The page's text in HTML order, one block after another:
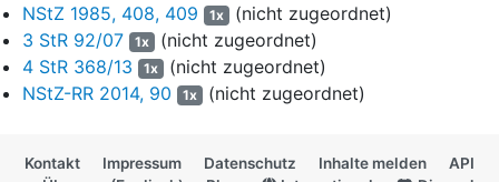
306b Abs. 1 Alternative 2 StGBenthaltene Merkmal - eine
Anzahl von vierzehn Personen als ausreichend angesehen
(BGH, Urteil vom 11. August 1998 -1 StR 326/98
175, 178; hinsichtlich einer Anzahl von acht verletzten Personen
allerdings im Ergebnis abweichend: BGH, Urteil vom 17.
[insoweit inBGHSt 56, 94nicht abgedruckt]).
NStZ 1985, 408, 409
1x (nicht zugeordnet)
3 StR 92/07
1x (nicht zugeordnet)
4 StR 368/13
1x (nicht zugeordnet)
NStZ-RR 2014, 90
1x (nicht zugeordnet)
Kontakt Impressum Datenschutz Inhalte melden
API